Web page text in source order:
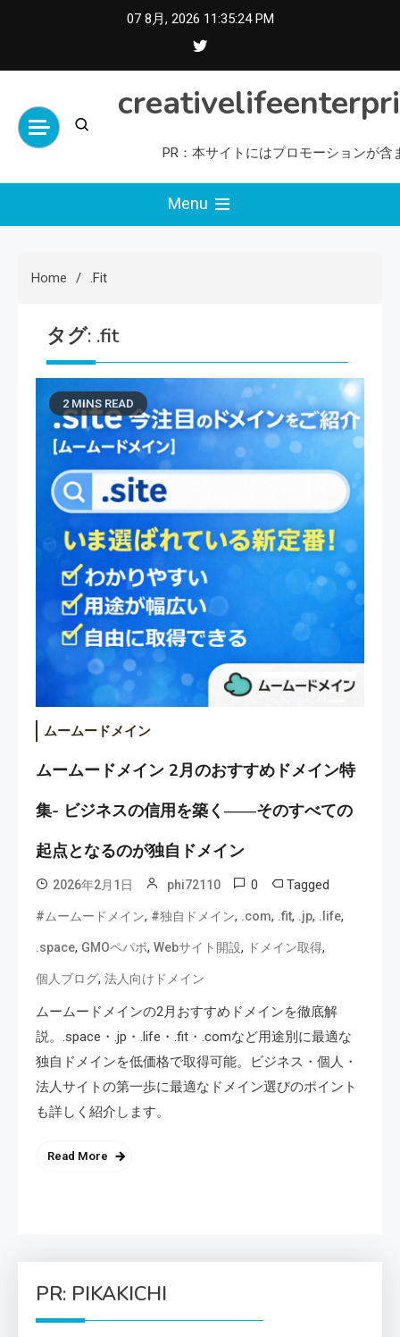
07 8月, 2026 11:35:25 PM
PR：本サイトにはプロモーションが含
Menu
Home .fit
タグ: .fit
2 MINS READ
ムームードメイン
ムームードメイン 2月のおすすめドメイン特
集- ビジネスの信用を築く――そのすべての
起点となるのが独自ドメイン
2026年2月1日 phi72110 0 Tagged
#ムームードメイン, #独自ドメイン, .com, .fit, .jp, .life,
.space, GMOペパボ, Webサイト開設, ドメイン取得,
個人ブログ, 法人向けドメイン
ムームードメインの2月おすすめドメインを徹底解
説。.space・.jp・.life・.fit・.comなど用途別に最適な
独自ドメインを低価格で取得可能。ビジネス・個人・
法人サイトの第一歩に最適なドメイン選びのポイント
も詳しく紹介します。
Read More
PR: PIKAKICHI